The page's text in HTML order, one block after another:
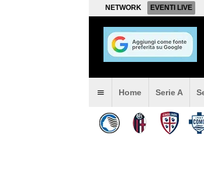
NETWORK EVENTI LIVE
Home Serie A